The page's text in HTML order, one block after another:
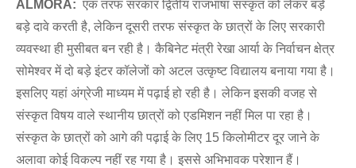
ALMORA: एक तरफ सरकार द्वितीय राजभाषा संस्कृत को लेकर बड़े
बड़े दावे करती है, लेकिन दूसरी तरफ संस्कृत के छात्रों के लिए सरकारी
व्यवस्था ही मुसीबत बन रही है। कैबिनेट मंत्री रेखा आर्या के निर्वाचन क्षेत्र
सोमेश्वर में दो बड़े इंटर कॉलेजों को अटल उत्कृष्ट विद्यालय बनाया गया है।
इसलिए यहां अंग्रेजी माध्यम में पढ़ाई हो रही है। लेकिन इसकी वजह से
संस्कृत विषय वाले स्थानीय छात्रों को एडमिशन नहीं मिल पा रहा है।
संस्कृत के छात्रों को आगे की पढ़ाई के लिए 15 किलोमीटर दूर जाने के
अलावा कोई विकल्प नहीं रह गया है। इससे अभिभावक परेशान हैं।